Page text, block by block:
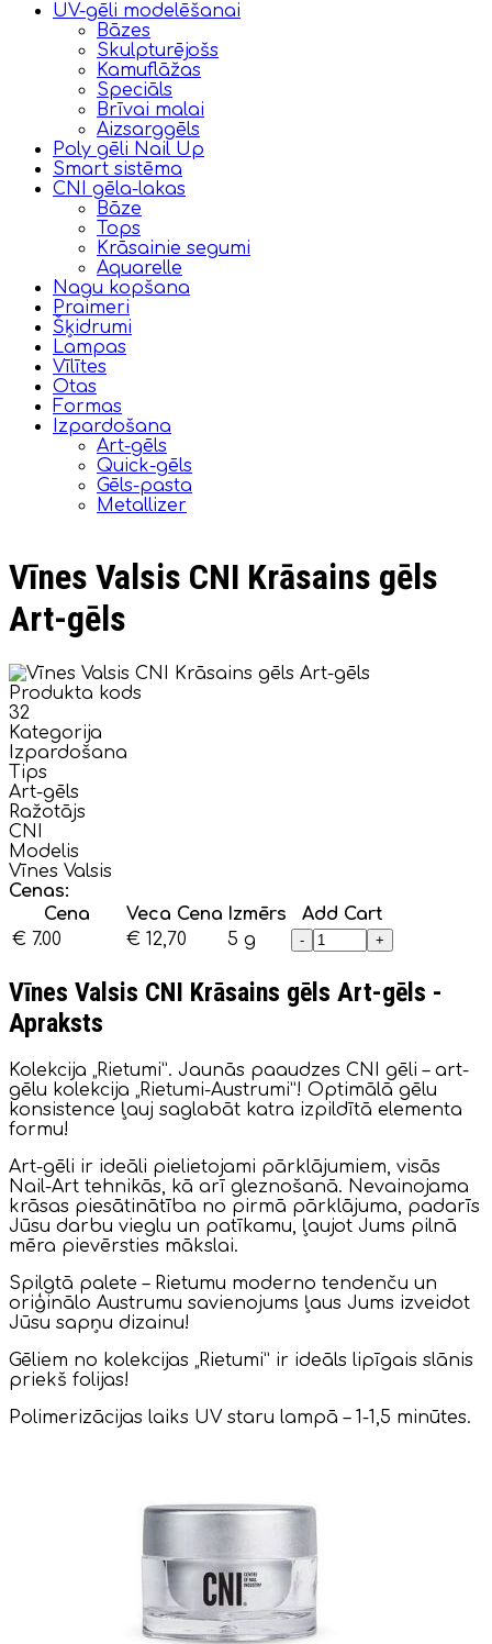
UV-gēli modelēšanai
Bāzes
Skulpturējošs
Kamuflāžas
Speciāls
Brīvai malai
Aizsarggēls
Poly gēli Nail Up
Smart sistēma
CNI gēla-lakas
Bāze
Tops
Krāsainie segumi
Aquarelle
Nagu kopšana
Praimeri
Šķidrumi
Lampas
Vīlītes
Otas
Formas
Izpardošana
Art-gēls
Quick-gēls
Gēls-pasta
Metallizer
Vīnes Valsis CNI Krāsains gēls
Art-gēls
Produkta kods
32
Kategorija
Izpardošana
Tips
Art-gēls
Ražotājs
CNI
Modelis
Vīnes Valsis
Cenas:
Cena
Veca Cena Izmērs
Add Cart
€ 7.00
€ 12,70 5 g - +
Vīnes Valsis CNI Krāsains gēls Art-gēls -
Apraksts
Kolekcija „Rietumi”. Jaunās paaudzes CNI gēli – art-
gēlu kolekcija „Rietumi-Austrumi”! Optimālā gēlu
konsistence ļauj saglabāt katra izpildītā elementa
formu!
Art-gēli ir ideāli pielietojami pārklājumiem, visās
Nail-Art tehnikās, kā arī gleznošanā. Nevainojama
krāsas piesātinātība no pirmā pārklājuma, padarīs
Jūsu darbu vieglu un patīkamu, ļaujot Jums pilnā
mēra pievērsties mākslai.
Spilgtā palete – Rietumu moderno tendenču un
oriģinālo Austrumu savienojums ļaus Jums izveidot
Jūsu sapņu dizainu!
Gēliem no kolekcijas „Rietumi” ir ideāls lipīgais slānis
priekš folijas!
Polimerizācijas laiks UV staru lampā – 1-1,5 minūtes.